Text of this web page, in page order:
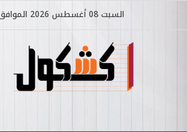
السبت 08 أغسطس 2026 الموافق 25 صفر 1448